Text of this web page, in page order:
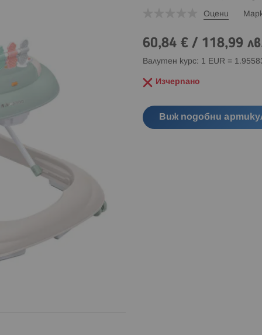
Оцени
60,84 €/ 118,99
Валутен курс: 1 EUR =
Изчерпано
Виж подобни